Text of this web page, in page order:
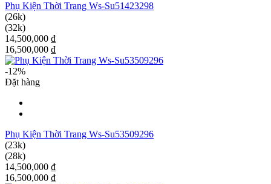
Phụ Kiện Thời Trang Ws-Su51423298
(26k)
(32k)
14,500,000 ₫
16,500,000 ₫
-12%
Đặt hàng
Phụ Kiện Thời Trang Ws-Su53509296
(23k)
(28k)
14,500,000 ₫
16,500,000 ₫